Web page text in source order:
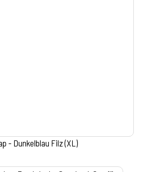
- Dunkelblau Filz (XL)